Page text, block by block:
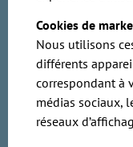
Cookies de
Nous utilisons
différents
correspondant à
médias sociaux,
réseaux
base de données
l’entreprise a
boutique en ligne
également possible
nouvelles pièces si